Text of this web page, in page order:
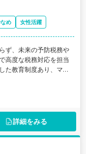
め 女性活躍
ず、未来の予防税務や
高度な税務対応を担当
た教育制度あり、マイ
人です。
詳細をみる